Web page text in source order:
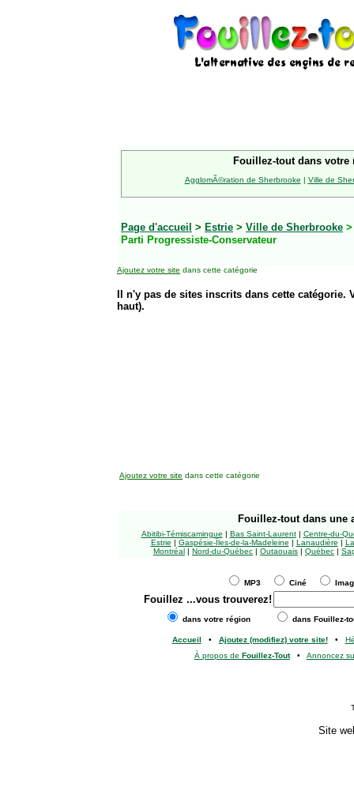
Fouillez-tout dans votre
AgglomÃ©ration de Sherbrooke | Ville de
Page d'accueil > Estrie > Ville de Sherbrooke
Parti Progressiste-Conservateur
Ajoutez votre site dans cette catégorie
Il n'y pas de sites inscrits dans cette
haut).
Ajoutez votre site dans cette catégorie
Fouillez-tout dans une
Abitibi-Témiscamingue | Bas Saint-Laurent| Centre-du-
Estrie | Gaspésie-Îles-de-la-Madeleine | Lanaudière |
Montréal | Nord-du-Québec | Outaouais | Québec |
MP3 Ciné
Fouillez ...vous trouverez!
dans votre région dans Fouillez-
Accueil • Ajoutez (modifiez) votre site!•
À propos de Fouillez-Tout• Annoncez
Site